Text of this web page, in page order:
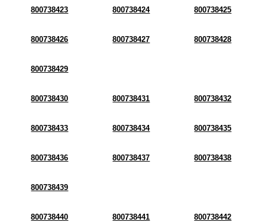
800738423 800738424 800738425
800738426 800738427 800738428
800738429
800738430 800738431 800738432
800738433 800738434 800738435
800738436 800738437 800738438
800738439
800738440 800738441 800738442